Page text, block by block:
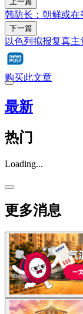
韩防长：朝鲜或
下一篇
以色列拟报复真
购买此文章
最新
热门
Loading...
更多消息